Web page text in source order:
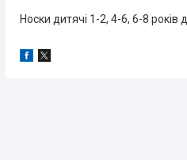
Носки дитячі 1-2, 4-6, 6-8 років